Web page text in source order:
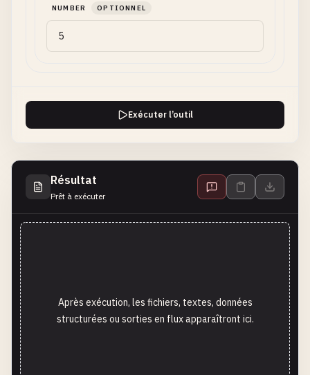
NUMBER OPTIONNEL
Exécuter l’outil
Résultat
Prêt à exécuter
Après exécution, les fichiers, textes, données
structurées ou sorties en flux apparaîtront ici.